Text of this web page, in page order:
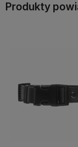
Produkty